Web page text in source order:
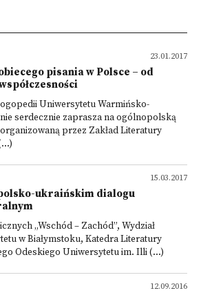
23.01.2017
pisania w Polsce – od
Uniwersytetu Warmińsko-
serdecznie zaprasza na ogólnopolską
przez Zakład Literatury
15.03.2017
ukraińskim dialogu
„Wschód – Zachód”, Wydział
w Białymstoku, Katedra Literatury
Odeskiego Uniwersytetu im. Illi (...)
12.09.2016